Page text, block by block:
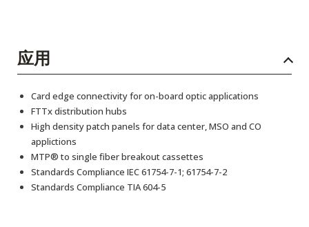
应用
Card edge connectivity for on-board optic applications
FTTx distribution hubs
High density patch panels for data center, MSO and CO
applictions
MTP® to single fiber breakout cassettes
Standards Compliance IEC 61754-7-1; 61754-7-2
Standards Compliance TIA 604-5